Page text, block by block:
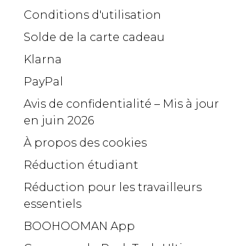
Conditions d'utilisation
Solde de la carte cadeau
Klarna
PayPal
Avis de confidentialité – Mis à jour
en juin 2026
À propos des cookies
Réduction étudiant
Réduction pour les travailleurs
essentiels
BOOHOOMAN App